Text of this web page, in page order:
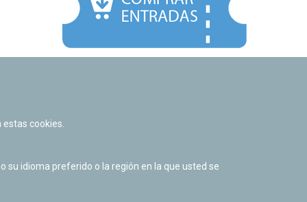
Política de cookies
Derecho de acceso a información pública
cookies.
su idioma preferido o la región en la que usted se